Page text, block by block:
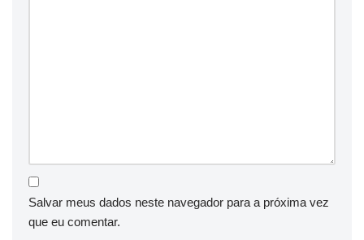
Salvar meus dados neste navegador para a próxima vez
que eu comentar.